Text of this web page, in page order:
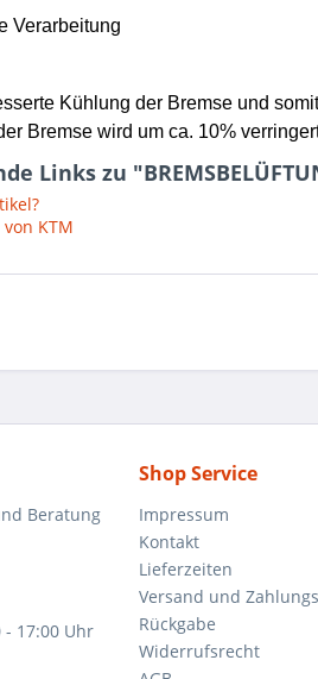
Verarbeitung
Kühlung der Bremse und
Bremse wird um ca. 10%
Links zu
KTM
Beratung
- 17:00 Uhr
Shop Service
Impressum
Kontakt
Lieferzeiten
Versand und
Rückgabe
Widerrufsrecht